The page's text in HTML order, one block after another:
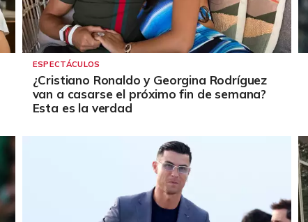
ESPECTÁCULOS
¿Cristiano Ronaldo y Georgina Rodríguez
van a casarse el próximo fin de semana?
Esta es la verdad